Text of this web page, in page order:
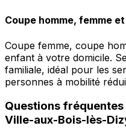
Coupe homme, femme
Coupe femme, coupe
enfant à votre domicile.
familiale, idéal pour les
personnes à mobilité
Questions
Ville-aux-Bois-lès-